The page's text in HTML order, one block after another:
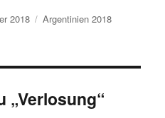
2018 Kategorien
Argentinien 2018
„Verlosung“